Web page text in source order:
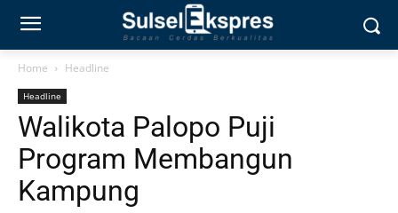
Home Headline
Headline
Walikota Palopo Puji
Program Membangun
Kampung